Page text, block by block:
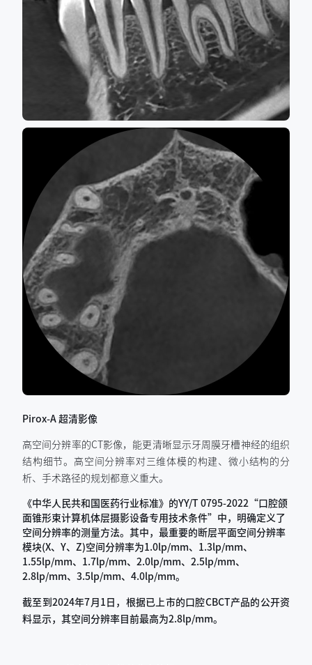
Pirox-A 超清影像
高空间分辨率的CT影像，能更清晰显示牙周膜牙槽神经的组织
结构细节。高空间分辨率对三维体模的构建、微小结构的分
析、手术路径的规划都意义重大。
《中华人民共和国医药行业标准》的YY/T 0795-2022“口腔颌
面锥形束计算机体层摄影设备专用技术条件”中，明确定义了
空间分辨率的测量方法。其中，最重要的断层平面空间分辨率
模块(X、Y、Z)空间分辨率为1.0lp/mm、1.3lp/mm、
1.55lp/mm、1.7lp/mm、2.0lp/mm、2.5lp/mm、
2.8lp/mm、3.5lp/mm、4.0lp/mm。
截至到2024年7月1日，根据已上市的口腔CBCT产品的公开资
料显示，其空间分辨率目前最高为2.8lp/mm。